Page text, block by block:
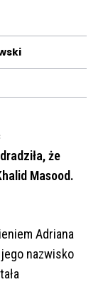
że
Masood.
Adriana
nazwisko